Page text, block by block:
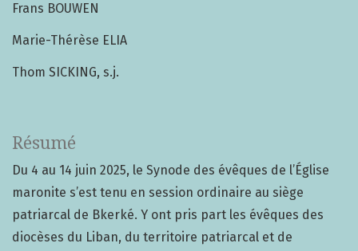
Frans BOUWEN
Marie-Thérèse ELIA
Thom SICKING, s.j.
Résumé
Du 4 au 14 juin 2025, le Synode des évêques de l’Église
maronite s’est tenu en session ordinaire au siège
patriarcal de Bkerké. Y ont pris part les évêques des
diocèses du Liban, du territoire patriarcal et de